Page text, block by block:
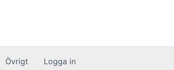
Övrigt Logga in